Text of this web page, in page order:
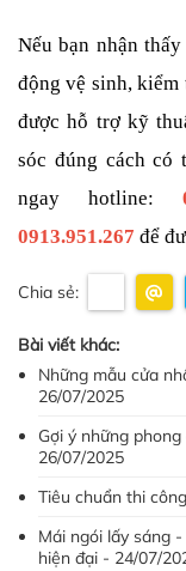
Nếu bạn nhận
động vệ sinh,
được hỗ trợ kỹ
sóc đúng cách có
ngay hotline:
0913.951.267 để
Chia sẻ:
Bài viết khác:
Những mẫu cửa
26/07/2025
Gợi ý những
26/07/2025
Tiêu chuẩn thi
Mái ngói lấy sáng
hiện đại - 24/07/